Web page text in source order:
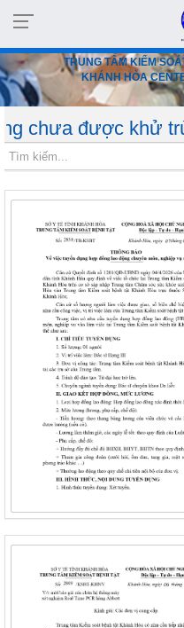
TRUNG TÂM KIỂM
KHÁNH HÒA
khử